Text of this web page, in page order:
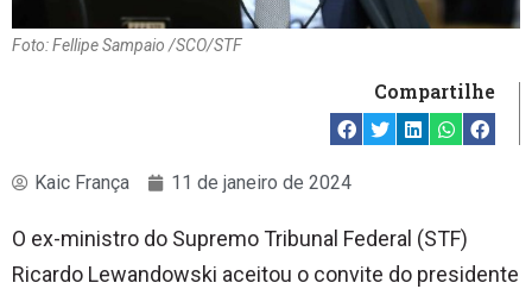
Foto: Fellipe Sampaio /SCO/STF
Compartilhe
Kaic França 11 de janeiro de 2024
O ex-ministro do Supremo Tribunal Federal (STF)
Ricardo Lewandowski aceitou o convite do presidente